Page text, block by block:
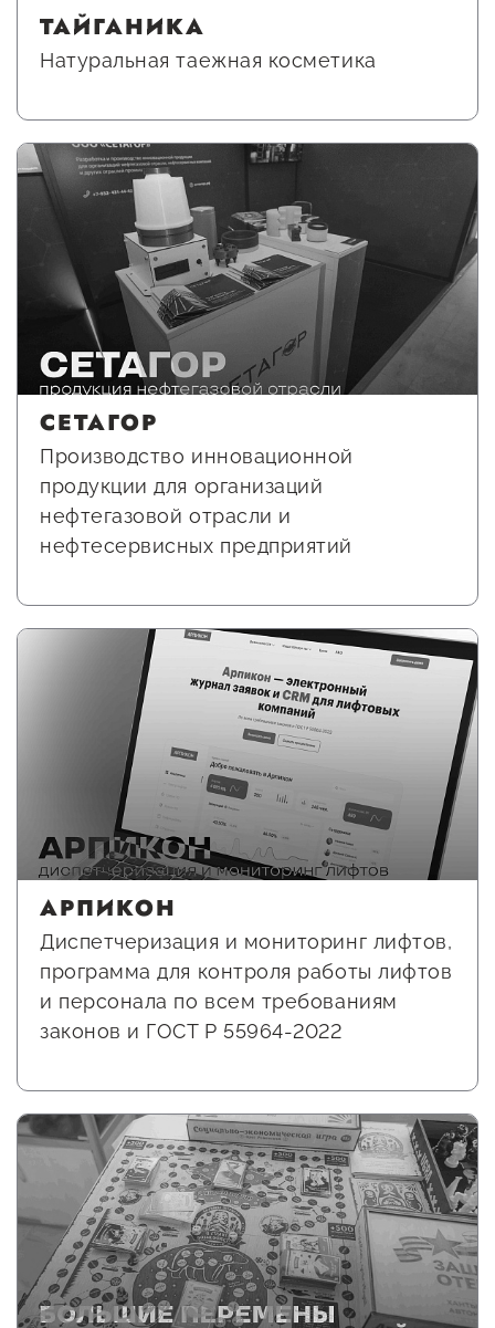
ТАЙГАНИКА
Натуральная таежная косметика
СЕТАГОР
Производство инновационной
продукции для организаций
нефтегазовой отрасли и
нефтесервисных предприятий
АРПИКОН
Диспетчеризация и мониторинг лифтов,
программа для контроля работы лифтов
и персонала по всем требованиям
законов и ГОСТ Р 55964-2022